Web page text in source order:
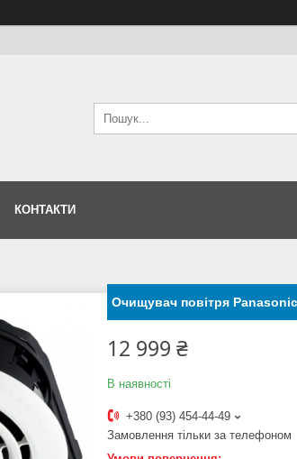
КОНТАКТИ
Очищувач повітря
12 999 ₴
В наявності
+380 (93) 454-44-49
Замовлення тільки за телефоном